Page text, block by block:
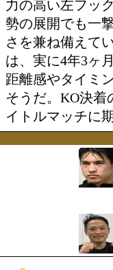
が、日本王者
トル戦。波田
を量産してき
下に散らしな
イルが持ち味
に追い込み、
力十分。一方
力の高い左
勢の展開で
さを兼ね備
は、実に4年
距離感やタイ